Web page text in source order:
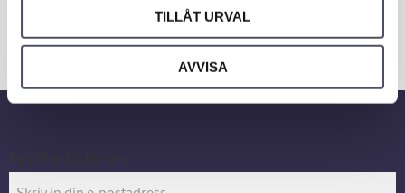
TILLÅT URVAL
AVVISA
Verkstad & Industri